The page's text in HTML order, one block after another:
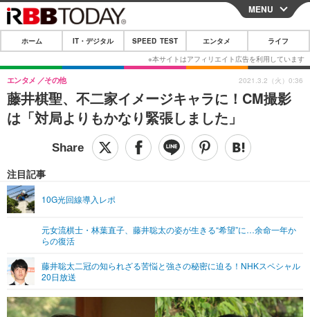
CLOSE
ホーム
IT・デジタル
IT・デジタルTOP スマートフォン
ショッピング その他
SPEED TEST
エンタメTOP 映画・ドラマ
グラビア
ショッピング その他
ライフTOP
その他
リリース一覧
MENU
ホーム IT・デジタル SPEED TEST エンタメ ライフ
藤井棋聖、不二家イメージキャラに！CM撮影
は「対局よりもかなり緊張しました」
エンタメ その他
注目記事
10G光回線導入レポ
元女流棋士・林葉直子、藤井聡太の姿が生きる“希望”に…余命一年か
らの復活
藤井聡太二冠の知られざる苦悩と強さの秘密に迫る！NHKスペシャル
20日放送
2021.3.2（火）0:36